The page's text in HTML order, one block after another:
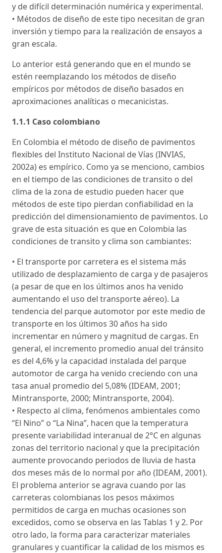
y de difícil determinación numérica y experimental.
• Métodos de diseño de este tipo necesitan de gran
inversión y tiempo para la realización de ensayos a
gran escala.
Lo anterior está generando que en el mundo se
estén reemplazando los métodos de diseño
empíricos por métodos de diseño basados en
aproximaciones analíticas o mecanicistas.
1.1.1 Caso colombiano
En Colombia el método de diseño de pavimentos
flexibles del Instituto Nacional de Vías (INVIAS,
2002a) es empírico. Como ya se menciono, cambios
en el tiempo de las condiciones de transito o del
clima de la zona de estudio pueden hacer que
métodos de este tipo pierdan confiabilidad en la
predicción del dimensionamiento de pavimentos. Lo
grave de esta situación es que en Colombia las
condiciones de transito y clima son cambiantes:
• El transporte por carretera es el sistema más
utilizado de desplazamiento de carga y de pasajeros
(a pesar de que en los últimos anos ha venido
aumentando el uso del transporte aéreo). La
tendencia del parque automotor por este medio de
transporte en los últimos 30 años ha sido
incrementar en número y magnitud de cargas. En
general, el incremento promedio anual del tránsito
es del 4,6% y la capacidad instalada del parque
automotor de carga ha venido creciendo con una
tasa anual promedio del 5,08% (IDEAM, 2001;
Mintransporte, 2000; Mintransporte, 2004).
• Respecto al clima, fenómenos ambientales como
“El Nino” o “La Nina”, hacen que la temperatura
presente variabilidad interanual de 2°C en algunas
zonas del territorio nacional y que la precipitación
aumente provocando periodos de lluvia de hasta
dos meses más de lo normal por año (IDEAM, 2001).
El problema anterior se agrava cuando por las
carreteras colombianas los pesos máximos
permitidos de carga en muchas ocasiones son
excedidos, como se observa en las Tablas 1 y 2. Por
otro lado, la forma para caracterizar materiales
granulares y cuantificar la calidad de los mismos es